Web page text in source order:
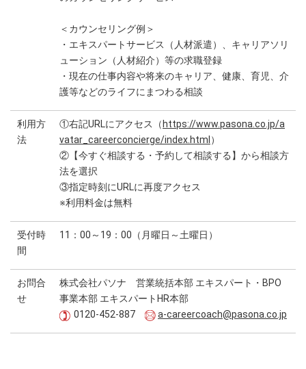
＜カウンセリング例＞
・エキスパートサービス（人材派遣）、キャリアソリ
ューション（人材紹介）等の求職登録
・現在の仕事内容や将来のキャリア、健康、育児、介
護等などのライフにまつわる相談
利用方
法
①右記URLにアクセス（ https://www.pasona.co.jp/a
vatar_careerconcierge/index.html ）
②【今すぐ相談する・予約して相談する】から相談方
法を選択
③指定時刻にURLに再度アクセス
※利用料金は無料
受付時
間
11：00～19：00（月曜日～土曜日）
お問合
せ
株式会社パソナ 営業統括本部 エキスパート・BPO
事業本部 エキスパートHR本部
0120-452-887
a-careercoach@pasona.co.jp